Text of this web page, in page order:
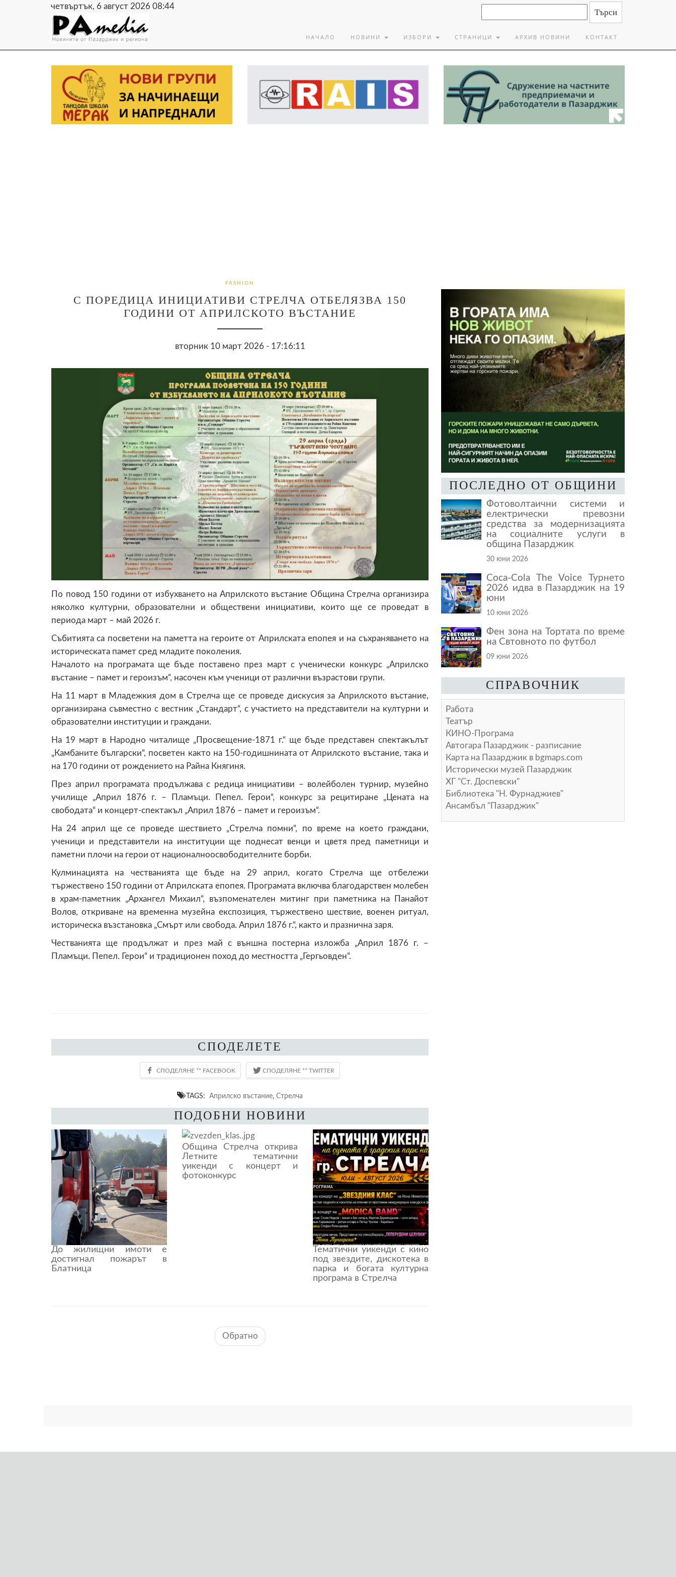
четвъртък, 6 август 2026 08:44
НАЧАЛО НОВИНИ ИЗБОРИ СТРАНИЦИ АРХИВ НОВИНИ КОНТАКТ
FASHION
С ПОРЕДИЦА ИНИЦИАТИВИ СТРЕЛЧА ОТБЕЛЯЗВА 150
ГОДИНИ ОТ АПРИЛСКОТО ВЪСТАНИЕ
вторник 10 март 2026 - 17:16:11
По повод 150 години от избухването на Априлското въстание Община Стрелча организира
няколко културни, образователни и обществени инициативи, които ще се проведат в
периода март – май 2026 г.
Събитията са посветени на паметта на героите от Априлската епопея и на съхраняването на
историческата памет сред младите поколения.
Началото на програмата ще бъде поставено през март с ученически конкурс „Априлско
въстание – памет и героизъм“, насочен към ученици от различни възрастови групи.
На 11 март в Младежкия дом в Стрелча ще се проведе дискусия за Априлското въстание,
организирана съвместно с вестник „Стандарт“, с участието на представители на културни и
образователни институции и граждани.
На 19 март в Народно читалище „Просвещение-1871 г.“ ще бъде представен спектакълът
„Камбаните български“, посветен както на 150-годишнината от Априлското въстание, така и
на 170 години от рождението на Райна Княгиня.
През април програмата продължава с редица инициативи – волейболен турнир, музейно
училище „Април 1876 г. – Пламъци. Пепел. Герои“, конкурс за рецитиране „Цената на
свободата“ и концерт-спектакъл „Април 1876 – памет и героизъм“.
На 24 април ще се проведе шествието „Стрелча помни“, по време на което граждани,
ученици и представители на институции ще поднесат венци и цветя пред паметници и
паметни плочи на герои от националноосвободителните борби.
Кулминацията на честванията ще бъде на 29 април, когато Стрелча ще отбележи
тържествено 150 години от Априлската епопея. Програмата включва благодарствен молебен
в храм-паметник „Архангел Михаил“, възпоменателен митинг при паметника на Панайот
Волов, откриване на временна музейна експозиция, тържествено шествие, военен ритуал,
историческа възстановка „Смърт или свобода. Април 1876 г.“, както и празнична заря.
Честванията ще продължат и през май с външна постерна изложба „Април 1876 г. –
Пламъци. Пепел. Герои“ и традиционен поход до местността „Гергьовден“.
СПОДЕЛЕТЕ
TAGS: Априлско въстание, Стрелча
ПОДОБНИ НОВИНИ
До жилищни имоти е
достигнал пожарът в
Блатница
Община Стрелча открива
Летните тематични
уикенди с концерт и
фотоконкурс
Тематични уикенди с кино
под звездите, дискотека в
парка и богата културна
програма в Стрелча
Обратно
ПОСЛЕДНО ОТ ОБЩИНИ
Фотоволтаични системи и
електрически превозни
средства за модернизацията
на социалните услуги в
община Пазарджик
30 юни 2026
Coca-Cola The Voice Турнето
2026 идва в Пазарджик на 19
юни
10 юни 2026
Фен зона на Тортата по време
на Свтовното по футбол
09 юни 2026
СПРАВОЧНИК
Работа
Театър
КИНО-Програма
Автогара Пазарджик - разписание
Карта на Пазарджик в bgmaps.com
Исторически музей Пазарджик
ХГ "Ст. Доспевски"
Библиотека "Н. Фурнаджиев"
Ансамбъл "Пазарджик"